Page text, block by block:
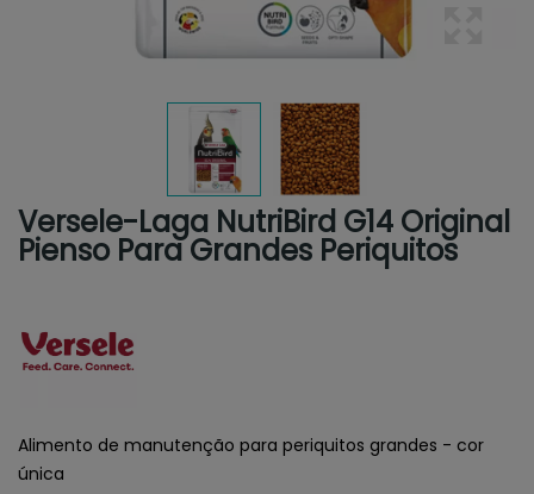
Versele-Laga NutriBird G14 Original
Pienso Para Grandes Periquitos
Alimento de manutenção para periquitos grandes - cor
única